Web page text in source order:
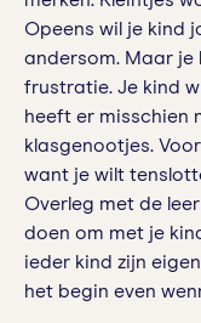
Opeens wil je kind
andersom. Maar je
frustratie. Je kind
heeft er misschien
klasgenootjes.
want je wilt
Overleg met de
doen om met je
ieder kind zijn
het begin even